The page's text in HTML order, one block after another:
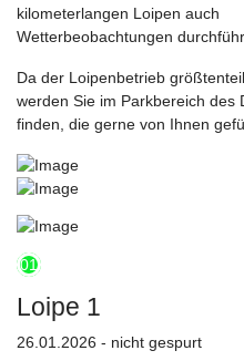
kilometerlangen Loipen auch
Wetterbeobachtungen
Da der Loipenbetrieb
werden Sie im Parkbereich des
finden, die gerne von Ihnen
01
Loipe 1
26.01.2026 - nicht gespurt